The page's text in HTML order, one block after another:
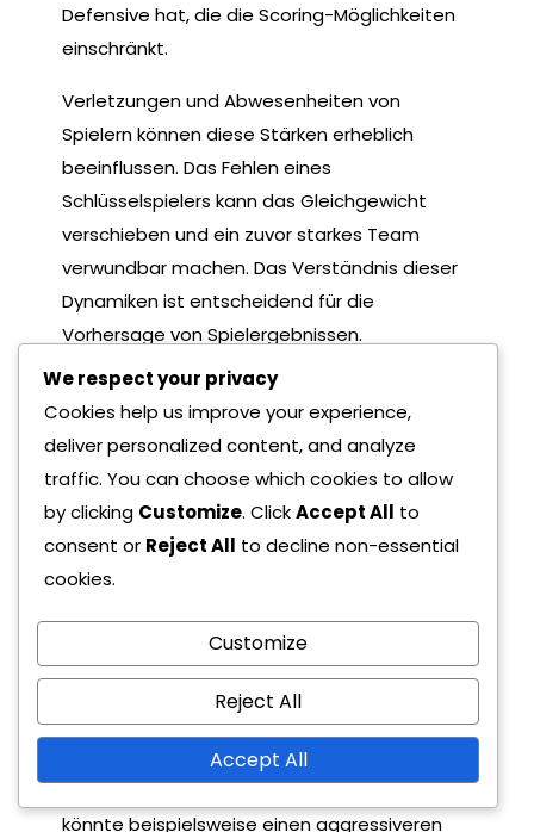
Defensive hat, die die Scoring-Möglichkeiten
einschränkt.
Verletzungen und Abwesenheiten von
Spielern können diese Stärken erheblich
beeinflussen. Das Fehlen eines
Schlüsselspielers kann das Gleichgewicht
verschieben und ein zuvor starkes Team
verwundbar machen. Das Verständnis dieser
Dynamiken ist entscheidend für die
Vorhersage von Spielergebnissen.
Team A: Starke Offensive, schwache
Defensive
Team B: Solide Defensive, inkonsistente
Offensive
Coaching-Strategien und
deren Einfluss
Coaching-Strategien spielen eine
entscheidende Rolle bei der Gestaltung der
Teamleistung während der Begegnungen. Die
Fähigkeit eines Trainers, Taktiken basierend
auf dem Gegner anzupassen, kann zu
erheblichen Vorteilen führen. Ein Trainer
könnte beispielsweise einen aggressiveren
We respect your privacy
Cookies help us improve your experience,
deliver personalized content, and analyze
traffic. You can choose which cookies to allow
by clicking Customize. ClickAccept All to
consent or Reject All to decline non-essential
cookies.
Customize
Reject All
Accept All